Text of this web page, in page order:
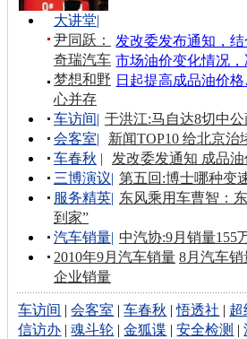
发改委发布通知，
市场油价变化情况，
日起提高成品油价
大讲堂|
尹同跃：
奇瑞汽车
梦想和野
心并存
车访间| 于洪江:马自达8切中
会客室|
新闻TOP10 给北京治
车春秋 |
发改委发通知 成品
三博演议| 第五回:博士哪种变
服务精英| 东风乘用车曹智：
到家”
汽车销量| 中汽协:9月销量155
2010年9月汽车销量 8月汽车销
企业销量
车访间 |会客室 |车春秋 |悟透社 | 超
信访办 |魂斗轮 |金狐谍 |安全检测 |